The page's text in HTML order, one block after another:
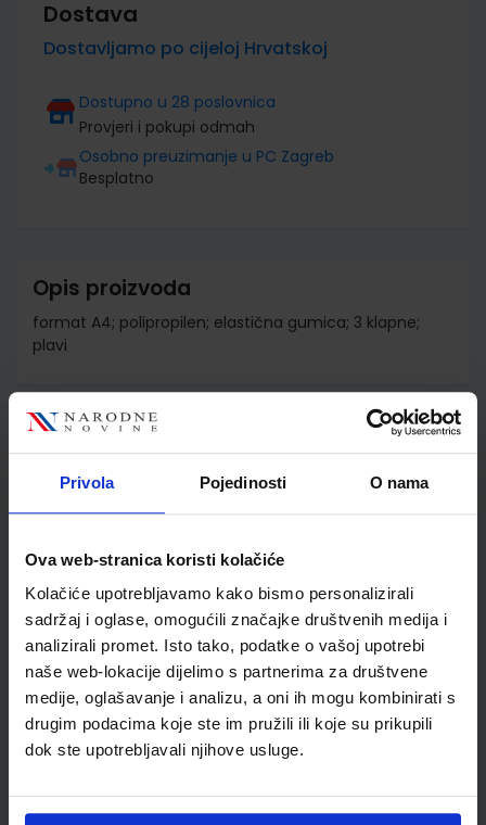
Privola Pojedinosti O nama
Ova web-stranica koristi kolačiće
Kolačiće upotrebljavamo kako bismo personalizirali
sadržaj i oglase, omogućili značajke društvenih medija i
analizirali promet. Isto tako, podatke o vašoj upotrebi
naše web-lokacije dijelimo s partnerima za društvene
medije, oglašavanje i analizu, a oni ih mogu kombinirati s
drugim podacima koje ste im pružili ili koje su prikupili
dok ste upotrebljavali njihove usluge.
Dostava
Dostavljamo po cijeloj Hrvatskoj
Dostupno u 28 poslovnica
Provjeri i pokupi odmah
Osobno preuzimanje u PC Zagreb
Besplatno
Opis proizvoda
format A4; polipropilen; elastična gumica; 3 klapne;
plavi
Šifra proizvoda
589669
Jedinična mjera
Newsletter prijava